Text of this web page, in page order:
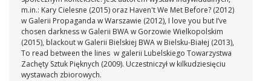
m.in.: Kary Cielesne (2015) oraz Haven't We Met Before? (2012)
w Galerii Propaganda w Warszawie (2012), I love you but I’ve
chosen darkness w Galerii BWA w Gorzowie Wielkopolskim
(2015), blackout w Galerii Bielskiej BWA w Bielsku-Białej (2013),
To read between the lines w galerii Lubelskiego Towarzystwa
Zachęty Sztuk Pięknych (2009). Uczestniczył w kilkudziesięciu
wystawach zbiorowych.